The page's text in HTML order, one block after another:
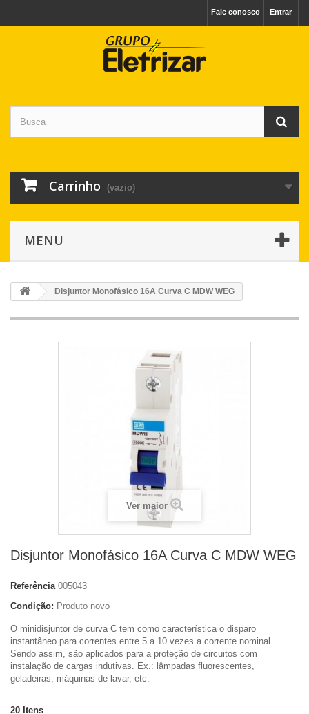
Entrar
Fale conosco
Carrinho (vazio)
MENU
Disjuntor Monofásico 16A Curva C MDW WEG
Ver maior
Disjuntor Monofásico 16A Curva C MDW WEG
Referência 005043
Condição: Produto novo
O minidisjuntor de curva C tem como característica o disparo
instantâneo para correntes entre 5 a 10 vezes a corrente nominal.
Sendo assim, são aplicados para a proteção de circuitos com
instalação de cargas indutivas. Ex.: lâmpadas fluorescentes,
geladeiras, máquinas de lavar, etc.
20 Itens